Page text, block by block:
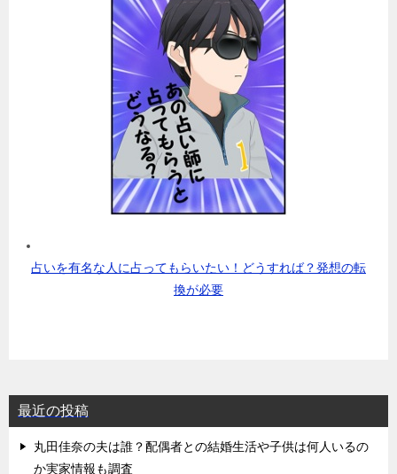
占いを有名な人に占ってもらいたい！どうすれば？発想の転
換が必要
最近の投稿
丸田佳奈の夫は誰？配偶者との結婚生活や子供は何人いるの
か実家情報も調査